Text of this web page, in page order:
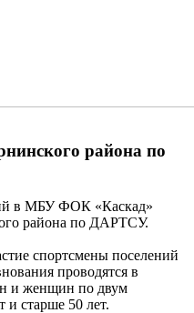
района по
в МБУ ФОК «Каскад»
района по ДАРТСУ.
спортсмены поселений
проводятся в
и женщин по двум
и старше 50 лет.